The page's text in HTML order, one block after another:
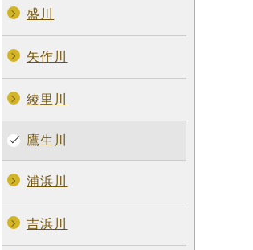
盛川
矢作川
綾里川
鷹生川
浦浜川
吉浜川